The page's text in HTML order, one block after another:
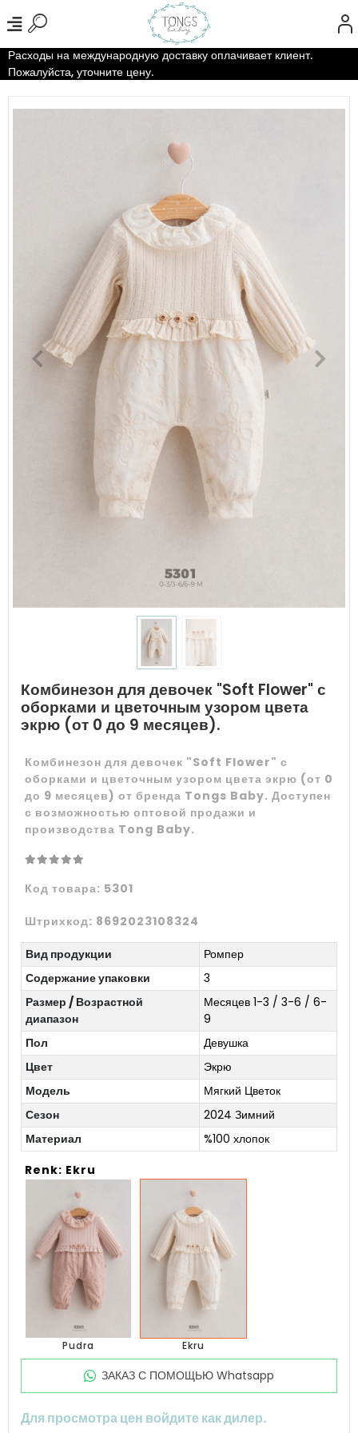
Расходы на международную доставку оплачивает клиент.
Пожалуйста, уточните цену.
Комбинезон для девочек "Soft Flower" с
оборками и цветочным узором цвета
экрю (от 0 до 9 месяцев).
Комбинезон для девочек "Soft Flower" с
оборками и цветочным узором цвета экрю (от 0
до 9 месяцев) от бренда Tongs Baby. Доступен
с возможностью оптовой продажи и
производства Tong Baby.
Код товара: 5301
Штрихкод: 8692023108324
Вид продукции
Ромпер
Содержание упаковки
3
Размер / Возрастной
диапазон
Месяцев 1-3 / 3-6 / 6-
9
Пол
Девушка
Цвет
Экрю
Модель
Мягкий Цветок
Сезон
2024 Зимний
Материал
%100 хлопок
Renk: Ekru
Pudra Ekru
ЗАКАЗ С ПОМОЩЬЮ Whatsapp
Для просмотра цен войдите как дилер.